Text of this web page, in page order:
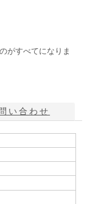
がすべてになりま
い合わせ